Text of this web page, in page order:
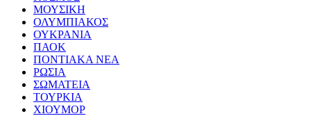
ΜΟΥΣΙΚΗ
ΟΛΥΜΠΙΑΚΟΣ
ΟΥΚΡΑΝΙΑ
ΠΑΟΚ
ΠΟΝΤΙΑΚΑ ΝΕΑ
ΡΩΣΙΑ
ΣΩΜΑΤΕΙΑ
ΤΟΥΡΚΙΑ
ΧΙΟΥΜΟΡ